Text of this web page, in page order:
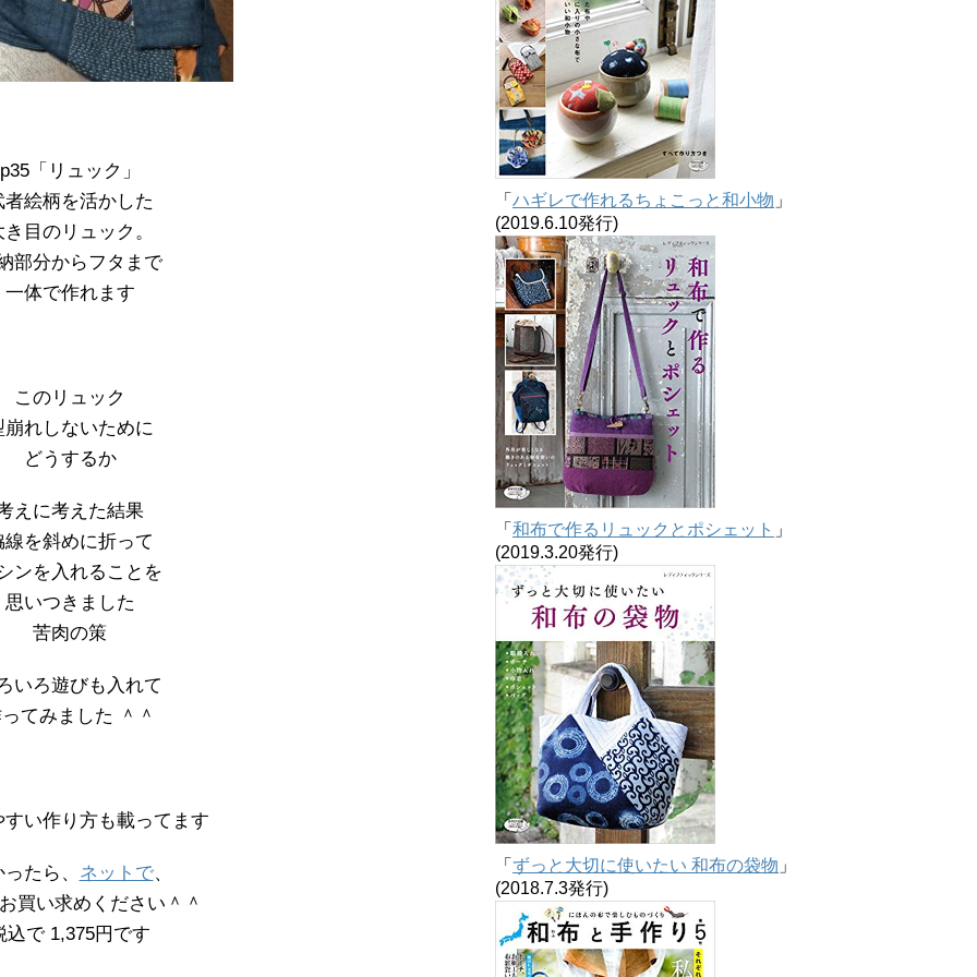
p35「リュック」
者絵柄を活かした
き目のリュック。
部分からフタまで
一体で作れます
このリュック
崩れしないために
どうするか
えに考えた結果
線を斜めに折って
ンを入れることを
思いつきました
苦肉の策
いろ遊びも入れて
てみました ＾＾
い作り方も載ってます
たら、 ネットで、
買い求めください＾＾
込で 1,375円です
「 ハギレで作れるちょこっと和小物 」
(2019.6.10発行)
「 和布で作るリュックとポシェット 」
(2019.3.20発行)
「 ずっと大切に使いたい 和布の袋物 」
(2018.7.3発行)